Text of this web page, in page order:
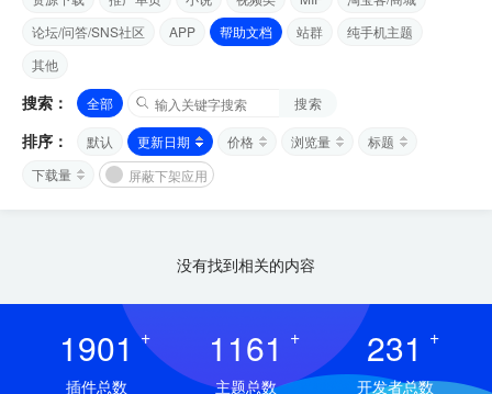
论坛/问答/SNS社区
APP 帮助文档 站群
纯手机主题
其他
搜索： 全部 搜索
排序： 默认 更新日期 价格 浏览量
标题
下载量
屏蔽下架应用
没有找到相关的内容
1901 +
插件总数
1161 +
主题总数
231 +
开发者总数